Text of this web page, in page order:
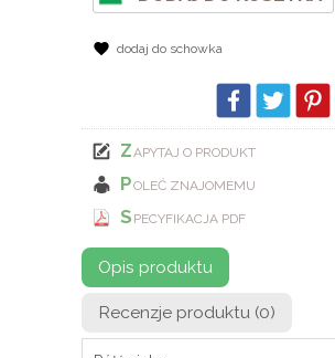
dodaj do schowka
Z APYTAJ O PRODUKT
POLEĆ ZNAJOMEMU
S PECYFIKACJA PDF
Opis produktu
Recenzje produktu (0)